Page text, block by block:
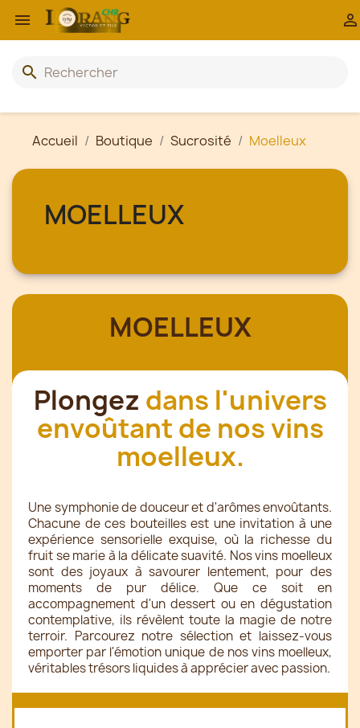
 
search
Accueil Boutique Sucrosité Moelleux
MOELLEUX
MOELLEUX
Plongez dans l'univers
envoûtant de nos vins
moelleux.
Une symphonie de douceur et d'arômes envoûtants.
Chacune de ces bouteilles est une invitation à une
expérience sensorielle exquise, où la richesse du
fruit se marie à la délicate suavité. Nos vins moelleux
sont des joyaux à savourer lentement, pour des
moments de pur délice. Que ce soit en
accompagnement d'un dessert ou en dégustation
contemplative, ils révèlent toute la magie de notre
terroir. Parcourez notre sélection et laissez-vous
emporter par l'émotion unique de nos vins moelleux,
véritables trésors liquides à apprécier avec passion.